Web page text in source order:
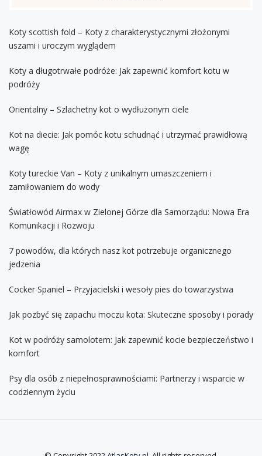
Koty scottish fold – Koty z charakterystycznymi złożonymi
uszami i uroczym wyglądem
Koty a długotrwałe podróże: Jak zapewnić komfort kotu w
podróży
Orientalny – Szlachetny kot o wydłużonym ciele
Kot na diecie: Jak pomóc kotu schudnąć i utrzymać prawidłową
wagę
Koty tureckie Van – Koty z unikalnym umaszczeniem i
zamiłowaniem do wody
Światłowód Airmax w Zielonej Górze dla Samorządu: Nowa Era
Komunikacji i Rozwoju
7 powodów, dla których nasz kot potrzebuje organicznego
jedzenia
Cocker Spaniel – Przyjacielski i wesoły pies do towarzystwa
Jak pozbyć się zapachu moczu kota: Skuteczne sposoby i porady
Kot w podróży samolotem: Jak zapewnić kocie bezpieczeństwo i
komfort
Psy dla osób z niepełnosprawnościami: Partnerzy i wsparcie w
codziennym życiu